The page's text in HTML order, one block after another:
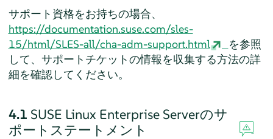
サポート資格をお持ちの場合、
https://documentation.suse.com/sles-
15/html/SLES-all/cha-adm-support.html
を参照
して、サポートチケットの情報を収集する方法の詳
細を確認してください。
4.1 SUSE Linux Enterprise Serverのサ
ポートステートメント